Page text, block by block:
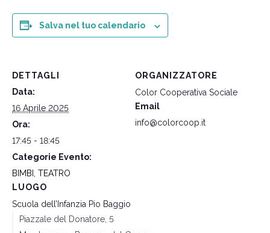
Salva nel tuo calendario
DETTAGLI
Data:
16 Aprile 2025
Ora:
17:45 - 18:45
Categorie Evento:
BIMBI , TEATRO
LUOGO
Scuola dell’Infanzia Pio Baggio
Piazzale del Donatore, 5
ORGANIZZATORE
Color Cooperativa Sociale
Email
info@colorcoop.it